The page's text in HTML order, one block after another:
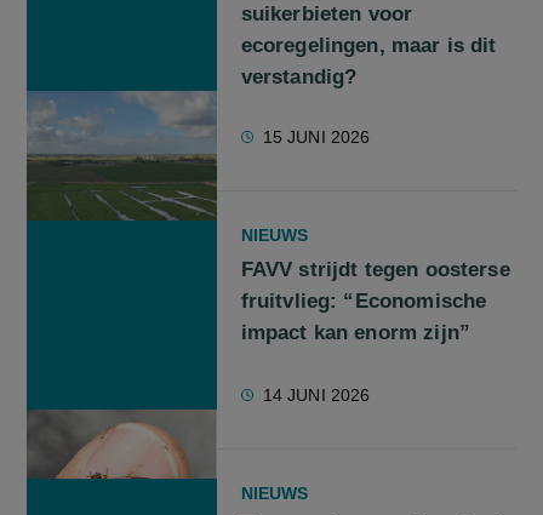
suikerbieten voor
ecoregelingen, maar is dit
verstandig?
15 JUNI 2026
NIEUWS
FAVV strijdt tegen oosterse
fruitvlieg: “Economische
impact kan enorm zijn”
14 JUNI 2026
NIEUWS